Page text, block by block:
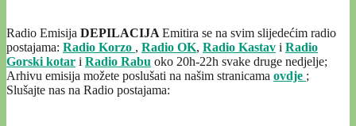
Radio Emisija DEPILACIJA Emitira se na svim slijedećim radio
postajama: Radio Korzo , Radio OK, Radio Kastav i Radio
Gorski kotar i Radio Rabu oko 20h-22h svake druge nedjelje;
Arhivu emisija možete poslušati na našim stranicama ovdje ;
Slušajte nas na Radio postajama: